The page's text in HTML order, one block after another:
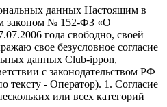
данных Настоящим в
законом № 152-ФЗ «О
года свободно, своей
свое безусловное согласие
данных Club-ippon,
с законодательством РФ
тексту - Оператор). 1. Согласие
или всех категорий